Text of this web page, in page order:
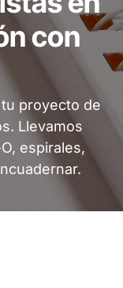
con
proyecto de
Llevamos
espirales,